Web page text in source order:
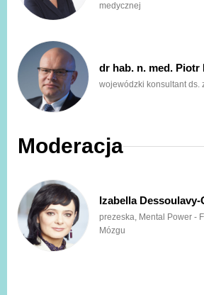
medycznej
dr hab. n. med. Piotr
wojewódzki konsultant ds.
Moderacja
Izabella Dessoulavy-
prezeska, Mental Power -
Mózgu